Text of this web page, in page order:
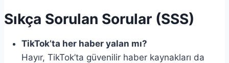
Sıkça Sorulan Sorular (SSS)
TikTok’ta her haber yalan mı?
Hayır, TikTok’ta güvenilir haber kaynakları da